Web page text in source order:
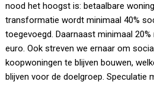
nood het hoogst is: betaalbare
transformatie wordt minimaal 40%
toegevoegd. Daarnaast minimaal
euro. Ook streven we ernaar om
koopwoningen te blijven bouwen,
blijven voor de doelgroep. Speculatie